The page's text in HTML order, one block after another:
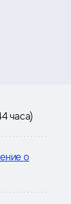
часа)
о